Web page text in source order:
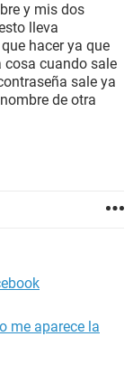
y mis dos
lleva
hacer ya que
cosa cuando sale
sale ya
de otra
me aparece la